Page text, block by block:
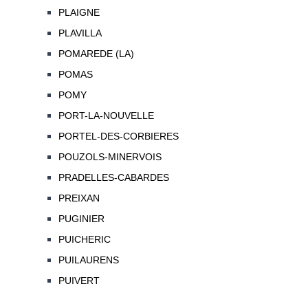
PLAIGNE
PLAVILLA
POMAREDE (LA)
POMAS
POMY
PORT-LA-NOUVELLE
PORTEL-DES-CORBIERES
POUZOLS-MINERVOIS
PRADELLES-CABARDES
PREIXAN
PUGINIER
PUICHERIC
PUILAURENS
PUIVERT